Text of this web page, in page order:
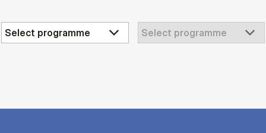
Choose education 1 Choose education 2